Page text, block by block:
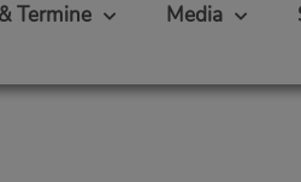
Termine Media